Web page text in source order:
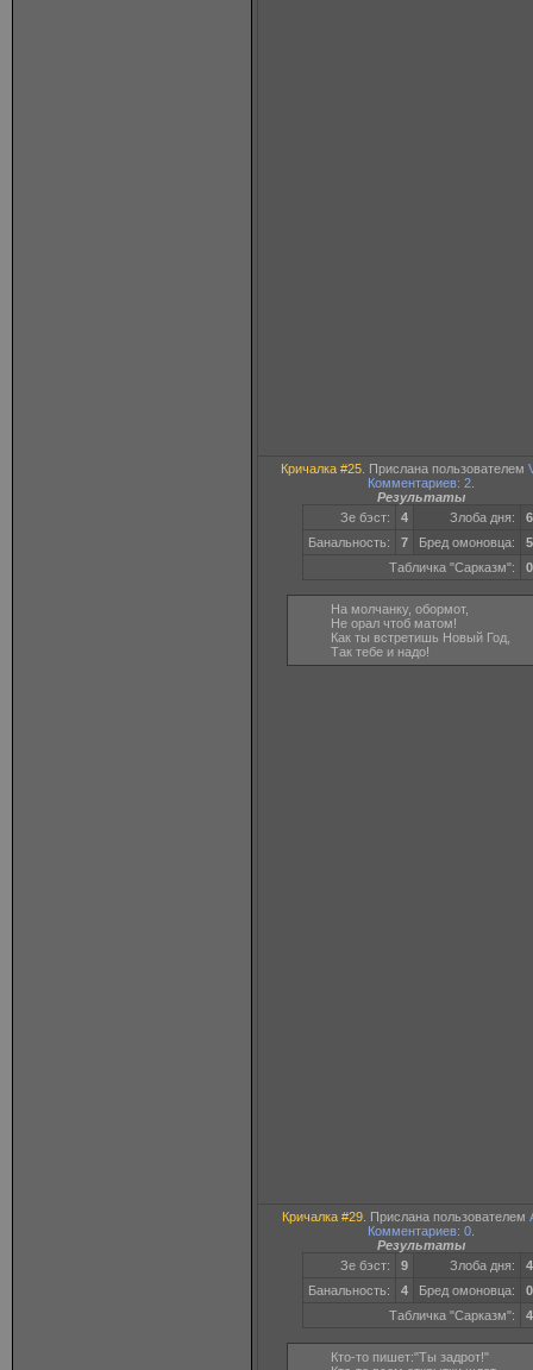
Кричалка #25 . Прислана пользователем
Комментариев: 2.
Результаты
Зе бэст:
4 Злоба дня:
6
Банальность:
7 Бред омоновца:
5
Табличка "Сарказм":
0
На молчанку, обормот,
Не орал чтоб матом!
Как ты встретишь Новый Год,
Так тебе и надо!
Кричалка #29. Прислана пользователем
Комментариев: 0.
Результаты
Зе бэст:
9 Злоба дня:
4
Банальность:
4 Бред омоновца:
0
Табличка "Сарказм":
4
Кто-то пишет:"Ты задрот!"